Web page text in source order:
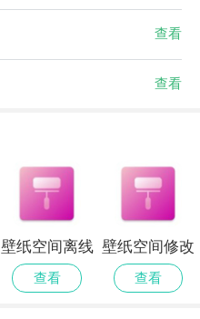
查看
查看
壁纸空间离线
版
查看
壁纸空间修改
版
查看